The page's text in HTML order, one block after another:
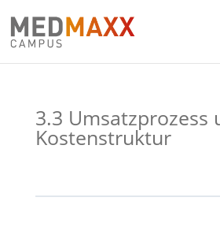
3.3 Umsatzprozess
Kostenstruktur